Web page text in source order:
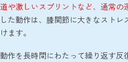
や激しいスプリントなど、通常
た動作は、膝関節に大きなスト
ます。
作を長時間にわたって繰り返す